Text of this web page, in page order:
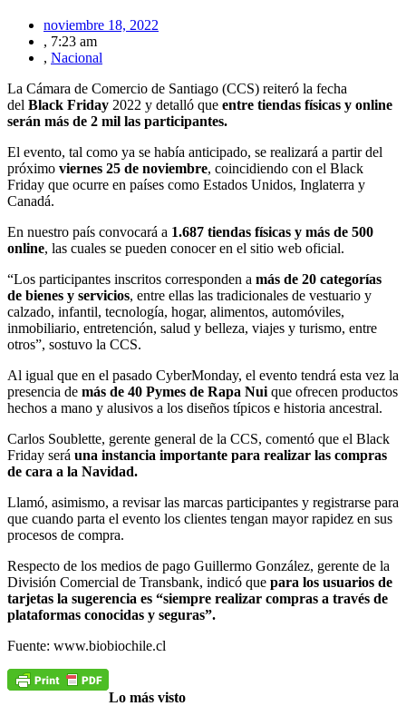
noviembre 18, 2022
, 7:23 am
, Nacional
La Cámara de Comercio de Santiago (CCS) reiteró la fecha
del Black Friday 2022 y detalló que entre tiendas físicas y online
serán más de 2 mil las participantes.
El evento, tal como ya se había anticipado, se realizará a partir del
próximo viernes 25 de noviembre, coincidiendo con el Black
Friday que ocurre en países como Estados Unidos, Inglaterra y
Canadá.
En nuestro país convocará a 1.687 tiendas físicas y más de 500
online, las cuales se pueden conocer en el sitio web oficial.
“Los participantes inscritos corresponden a más de 20 categorías
de bienes y servicios, entre ellas las tradicionales de vestuario y
calzado, infantil, tecnología, hogar, alimentos, automóviles,
inmobiliario, entretención, salud y belleza, viajes y turismo, entre
otros”, sostuvo la CCS.
Al igual que en el pasado CyberMonday, el evento tendrá esta vez la
presencia de más de 40 Pymes de Rapa Nuique ofrecen productos
hechos a mano y alusivos a los diseños típicos e historia ancestral.
Carlos Soublette, gerente general de la CCS, comentó que el Black
Friday será una instancia importante para realizar las compras
de cara a la Navidad.
Llamó, asimismo, a revisar las marcas participantes y registrarse para
que cuando parta el evento los clientes tengan mayor rapidez en sus
procesos de compra.
Respecto de los medios de pago Guillermo González, gerente de la
División Comercial de Transbank, indicó que para los usuarios de
tarjetas la sugerencia es “siempre realizar compras a través de
plataformas conocidas y seguras”.
Fuente: www.biobiochile.cl
Lo más visto